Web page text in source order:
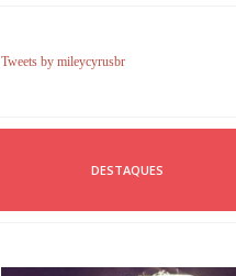
Tweets by mileycyrusbr
DESTAQUES